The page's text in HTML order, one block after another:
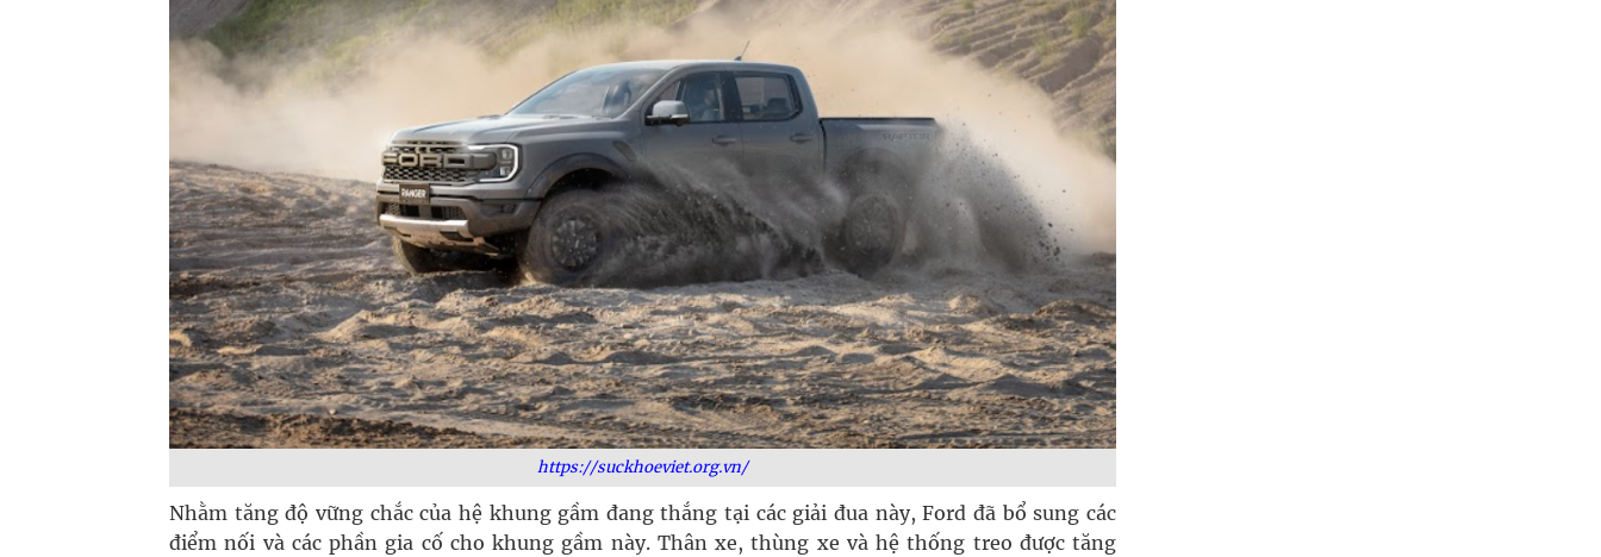
https://suckhoeviet.org.vn/
Nhằm tăng độ vững chắc của hệ khung gầm đang thắng tại các giải đua này, Ford đã bổ sung các
điểm nối và các phần gia cố cho khung gầm này. Thân xe, thùng xe và hệ thống treo được tăng